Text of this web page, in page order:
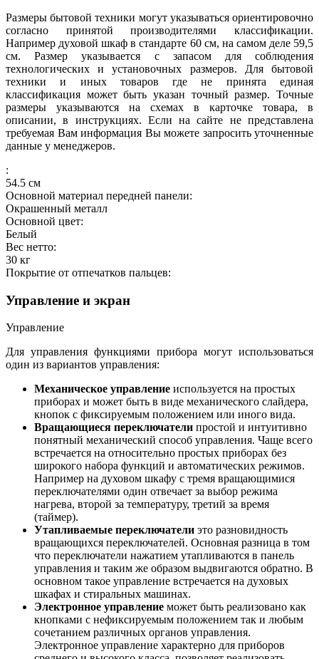
Размеры бытовой техники могут указываться ориентировочно
согласно принятой производителями классификации.
Например духовой шкаф в стандарте 60 см, на самом деле 59,5
см. Размер указывается с запасом для соблюдения
технологических и установочных размеров. Для бытовой
техники и иных товаров где не принята единая
классификация может быть указан точный размер. Точные
размеры указываются на схемах в карточке товара, в
описании, в инструкциях. Если на сайте не представлена
требуемая Вам информация Вы можете запросить уточненные
данные у менеджеров.
:
54.5 см
Основной материал передней панели:
Окрашенный металл
Основной цвет:
Белый
Вес нетто:
30 кг
Покрытие от отпечатков пальцев:
Управление и экран
Управление
Для управления функциями прибора могут использоваться
один из вариантов управления:
Механическое управление используется на простых
приборах и может быть в виде механического слайдера,
кнопок с фиксируемым положением или иного вида.
Вращающиеся переключатели простой и интуитивно
понятный механический способ управления. Чаще всего
встречается на относительно простых приборах без
широкого набора функций и автоматических режимов.
Например на духовом шкафу с тремя вращающимися
переключателями один отвечает за выбор режима
нагрева, второй за температуру, третий за время
(таймер).
Утапливаемые переключатели это разновидность
вращающихся переключателей. Основная разница в том
что переключатели нажатием утапливаются в панель
управления и таким же образом выдвигаются обратно. В
основном такое управление встречается на духовых
шкафах и стиральных машинах.
Электронное управление может быть реализовано как
кнопками с нефиксируемым положением так и любым
сочетанием различных органов управления.
Электронное управление характерно для приборов